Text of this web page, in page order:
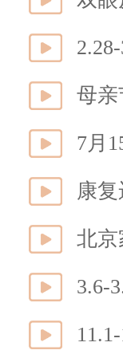
母
7月
康
北
3.6-